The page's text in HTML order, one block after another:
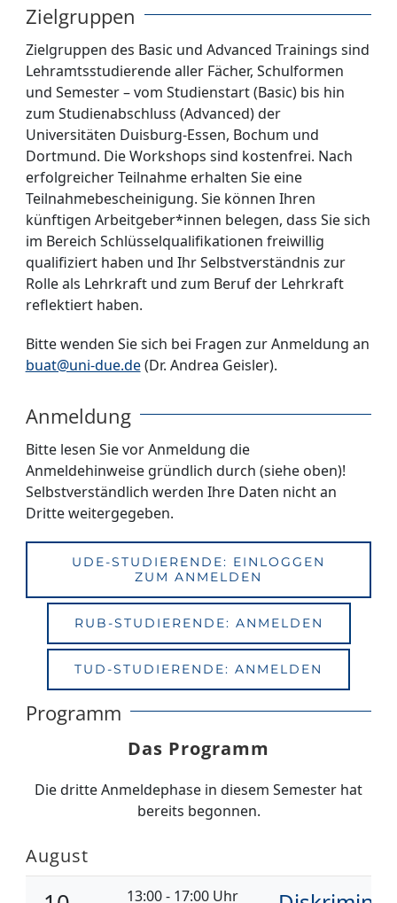
Zielgruppen
Zielgruppen des Basic und Advanced Trainings sind
Lehramtsstudierende aller Fächer, Schulformen
und Semester – vom Studienstart (Basic) bis hin
zum Studienabschluss (Advanced) der
Universitäten Duisburg-Essen, Bochum und
Dortmund. Die Workshops sind kostenfrei. Nach
erfolgreicher Teilnahme erhalten Sie eine
Teilnahmebescheinigung. Sie können Ihren
künftigen Arbeitgeber*innen belegen, dass Sie sich
im Bereich Schlüsselqualifikationen freiwillig
qualifiziert haben und Ihr Selbstverständnis zur
Rolle als Lehrkraft und zum Beruf der Lehrkraft
reflektiert haben.
Bitte wenden Sie sich bei Fragen zur Anmeldung an
buat@uni-due.de(Dr. Andrea Geisler).
Anmeldung
Bitte lesen Sie vor Anmeldung die
Anmeldehinweise gründlich durch (siehe oben)!
Selbstverständlich werden Ihre Daten nicht an
Dritte weitergegeben.
UDE-STUDIERENDE: EINLOGGEN
ZUM ANMELDEN
RUB-STUDIERENDE: ANMELDEN
TUD-STUDIERENDE: ANMELDEN
Programm
Das Programm
Die dritte Anmeldephase in diesem Semester hat
bereits begonnen.
August
13:00 - 17:00 Uhr